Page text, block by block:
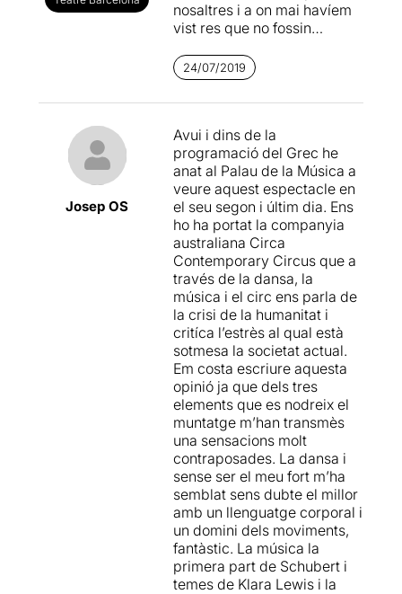
nosaltres i a on mai havíem
vist res que no fossin
de la Música Catalana
Circa Contemporany
Circusestrenava el seu
Circa Contemporany
Circus té la seva seu a
Brisbane (Austràlia)i és la
pionera de la manera com la
física extrema pot crear
actuacions poderoses, i al
mateix temps impregnades
d'una sensibilitat i poètica
realment impactants. Va ser
creada en 1987 amb el nom
de "Rock & Roll Circus" per
Derek Ives i Antonella
Casella, en 2004 canvia el
seu nom sota la direcció del
seu director artístic, des del
1999,Yaron Lifschitzi des
d'aleshores recorre el món
amb els seus espectacles.
Una companyia que
continua empenyent els
límits de la forma artística,
desdibuixant les línies
entre moviment, dansa,
teatre i circ, i que nosaltres
24/07/2019
Josep OS
Avui i dins de la
programació del Grec he
anat al Palau de la Música a
veure aquest espectacle en
el seu segon i últim dia. Ens
ho ha portat la companyia
australiana Circa
Contemporary Circus que a
través de la dansa, la
música i el circ ens parla de
la crisi de la humanitat i
critíca l’estrès al qual està
sotmesa la societat actual.
Em costa escriure aquesta
opinió ja que dels tres
elements que es nodreix el
muntatge m’han transmès
una sensacions molt
contraposades. La dansa i
sense ser el meu fort m’ha
semblat sens dubte el millor
amb un llenguatge corporal i
un domini dels moviments,
fantàstic. La música la
primera part de Schubert i
temes de Klara Lewis i la